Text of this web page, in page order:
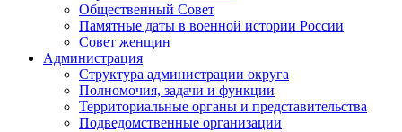
Общественный Совет
Памятные даты в военной истории России
Совет женщин
Администрация
Структура администрации округа
Полномочия, задачи и функции
Территориальные органы и представительства
Подведомственные организации